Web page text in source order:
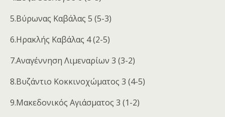
5.Βύρωνας Καβάλας 5 (5-3)
6.Ηρακλής Καβάλας 4 (2-5)
7.Αναγέννηση Λιμεναρίων 3 (3-2)
8.Βυζάντιο Κοκκινοχώματος 3 (4-5)
9.Μακεδονικός Αγιάσματος 3 (1-2)